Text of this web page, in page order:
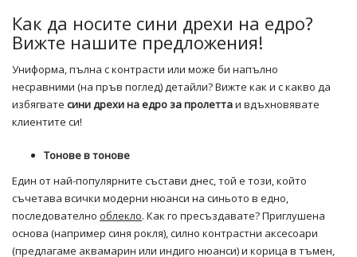
Как да носите сини дрехи на едро?
Вижте нашите предложения!
Униформа, пълна с контрасти или може би напълно
несравними (на пръв поглед) детайли? Вижте как и с какво да
избягвате сини дрехи на едро за пролеттаи вдъхновявате
клиентите си!
Тонове в тонове
Един от най-популярните състави днес, той е този, който
съчетава всички модерни нюанси на синьото в едно,
последователно облекло. Как го пресъздавате? Приглушена
основа (например синя рокля), силно контрастни аксесоари
(предлагаме аквамарин или индиго нюанси) и корица в тъмен,